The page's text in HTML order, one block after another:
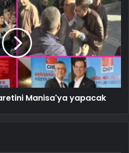
Manisa'ya yapacak